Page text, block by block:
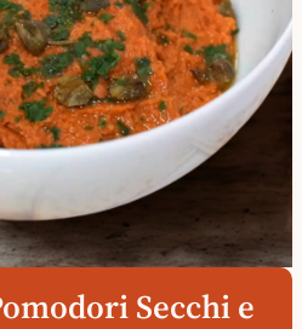
Secchi e